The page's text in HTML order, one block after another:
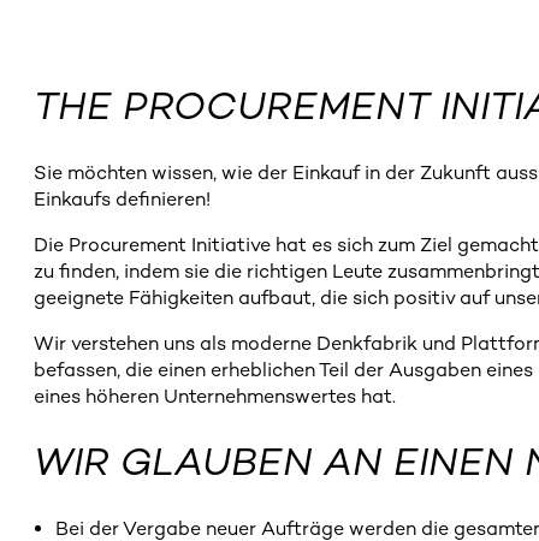
THE PROCUREMENT
Sie möchten wissen, wie der Einkauf in der Zukunft
Einkaufs definieren!
Die Procurement Initiative hat es sich zum Ziel
zu finden, indem sie die richtigen Leute
geeignete Fähigkeiten aufbaut, die sich positiv auf
Wir verstehen uns als moderne Denkfabrik und
befassen, die einen erheblichen Teil der Ausgaben
eines höheren Unternehmenswertes hat.
WIR GLAUBEN AN EINEN
Bei der Vergabe neuer Aufträge werden die